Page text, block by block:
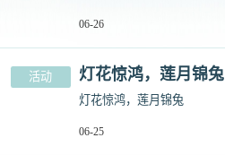
06-26
活动 灯花惊鸿，莲月锦兔
灯花惊鸿，莲月锦兔
06-25